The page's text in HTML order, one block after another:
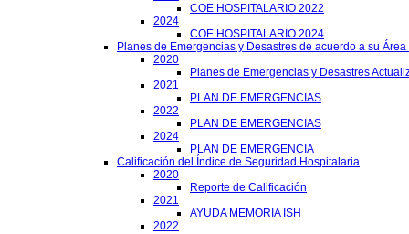
COE HOSPITALARIO 2022
2024
COE HOSPITALARIO 2024
Planes de Emergencias y Desastres de acuerdo a su
2020
Planes de Emergencias y Desastres
2021
PLAN DE EMERGENCIAS
2022
PLAN DE EMERGENCIAS
2024
PLAN DE EMERGENCIA
Calificación del Índice de Seguridad Hospitalaria
2020
Reporte de Calificación
2021
AYUDA MEMORIA ISH
2022